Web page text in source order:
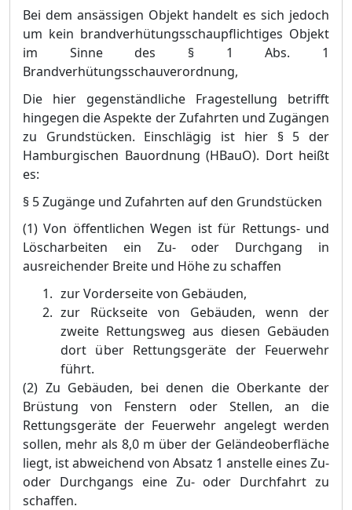
Bei dem ansässigen Objekt handelt es sich jedoch
um kein brandverhütungsschaupflichtiges Objekt
im Sinne des § 1 Abs. 1
Brandverhütungsschauverordnung,
Die hier gegenständliche Fragestellung betrifft
hingegen die Aspekte der Zufahrten und Zugängen
zu Grundstücken. Einschlägig ist hier § 5 der
Hamburgischen Bauordnung (HBauO). Dort heißt
es:
§ 5 Zugänge und Zufahrten auf den Grundstücken
(1) Von öffentlichen Wegen ist für Rettungs- und
Löscharbeiten ein Zu- oder Durchgang in
ausreichender Breite und Höhe zu schaffen
zur Vorderseite von Gebäuden,
zur Rückseite von Gebäuden, wenn der
zweite Rettungsweg aus diesen Gebäuden
dort über Rettungsgeräte der Feuerwehr
führt.
(2) Zu Gebäuden, bei denen die Oberkante der
Brüstung von Fenstern oder Stellen, an die
Rettungsgeräte der Feuerwehr angelegt werden
sollen, mehr als 8,0 m über der Geländeoberfläche
liegt, ist abweichend von Absatz 1 anstelle eines Zu-
oder Durchgangs eine Zu- oder Durchfahrt zu
schaffen.